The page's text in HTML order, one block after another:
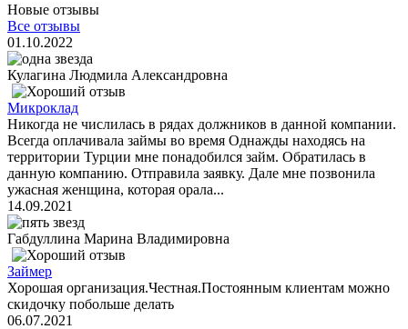
Новые отзывы
Все отзывы
01.10.2022
Кулагина Людмила Александровна
Микроклад
Никогда не числилась в рядах должников в данной компании.
Всегда оплачивала займы во время Однажды находясь на
территории Турции мне понадобился займ. Обратилась в
данную компанию. Отправила заявку. Дале мне позвонила
ужасная женщина, которая орала...
14.09.2021
Габдуллина Марина Владимировна
Займер
Хорошая организация.Честная.Постоянным клиентам можно
скидочку побольше делать
06.07.2021